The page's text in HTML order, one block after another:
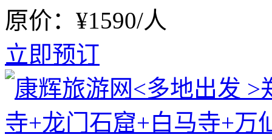
原价：¥1590/人
立即预订